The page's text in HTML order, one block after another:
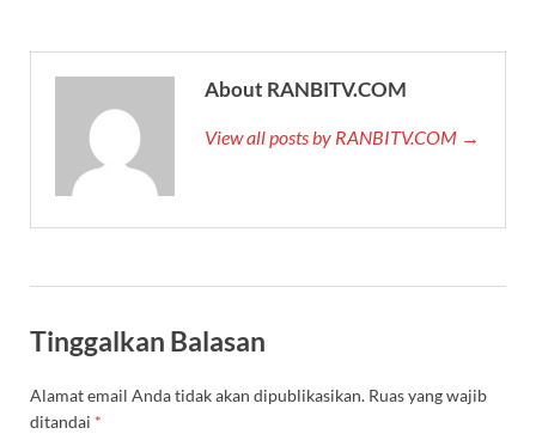
About RANBITV.COM
View all posts by RANBITV.COM →
Tinggalkan Balasan
Alamat email Anda tidak akan dipublikasikan. Ruas yang wajib
ditandai *